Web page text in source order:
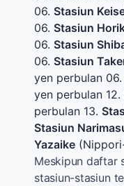
06. Stasiun
06. Stasiun
06. Stasiun
06. Stasiun
yen perbulan 06.
yen perbulan 12.
perbulan 13.
Stasiun
Yazaike
Meskipun daftar
stasiun-stasiun